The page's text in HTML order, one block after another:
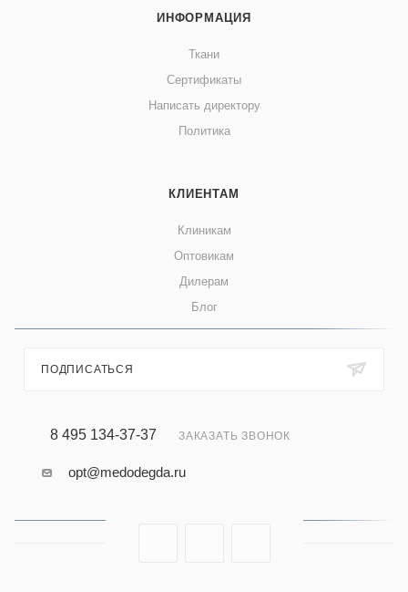
ИНФОРМАЦИЯ
Ткани
Сертификаты
Написать директору
Политика
КЛИЕНТАМ
Клиникам
Оптовикам
Дилерам
Блог
ПОДПИСАТЬСЯ
8 495 134-37-37 ЗАКАЗАТЬ ЗВОНОК
opt@medodegda.ru